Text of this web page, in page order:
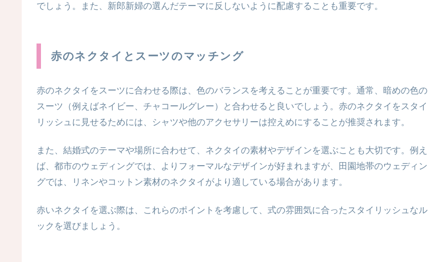
でしょう。また、新郎新婦の選んだテーマに反しないように配慮することも重要です。
赤のネクタイとスーツのマッチング
赤のネクタイをスーツに合わせる際は、色のバランスを考えることが重要です。通常、暗めの色の
スーツ（例えばネイビー、チャコールグレー）と合わせると良いでしょう。赤のネクタイをスタイ
リッシュに見せるためには、シャツや他のアクセサリーは控えめにすることが推奨されます。
また、結婚式のテーマや場所に合わせて、ネクタイの素材やデザインを選ぶことも大切です。例え
ば、都市のウェディングでは、よりフォーマルなデザインが好まれますが、田園地帯のウェディン
グでは、リネンやコットン素材のネクタイがより適している場合があります。
赤いネクタイを選ぶ際は、これらのポイントを考慮して、式の雰囲気に合ったスタイリッシュなル
ックを選びましょう。